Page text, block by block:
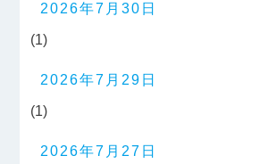
2026年7月30日
(1)
2026年7月29日
(1)
2026年7月27日